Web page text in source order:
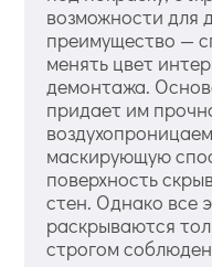
возможности для
преимущество —
менять цвет
демонтажа.
придает им
маскирующую
поверхность
стен. Однако все
раскрываются
строгом